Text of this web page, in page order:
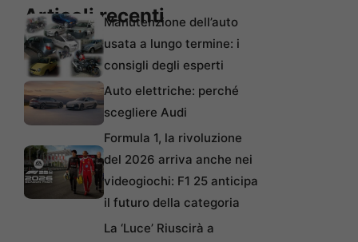
Articoli recentiManutenzione dell’auto
usata a lungo termine: i
consigli degli esperti
Auto elettriche: perché
scegliere Audi
Formula 1, la rivoluzione
del 2026 arriva anche nei
videogiochi: F1 25 anticipa
il futuro della categoria
La ‘Luce’ Riuscirà a